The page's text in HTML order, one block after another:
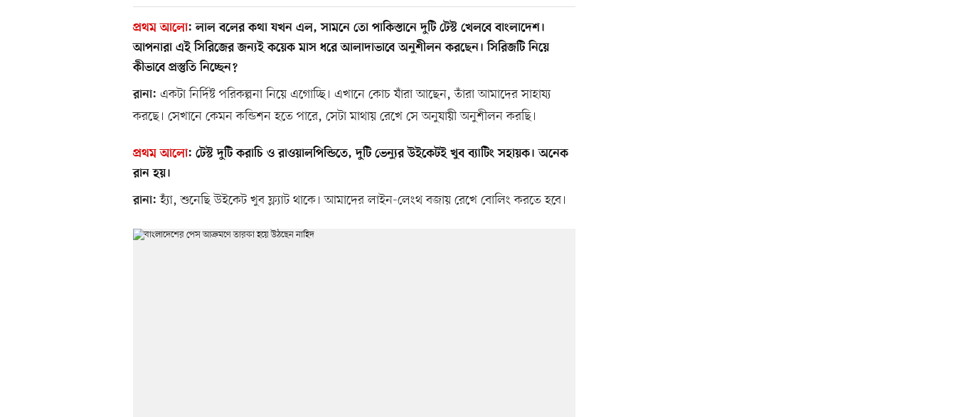
প্রথম আলো:লাল বলের কথা যখন এল, সামনে তো পাকিস্তানে দুটি টেস্ট খেলবে বাংলাদেশ।
আপনারা এই সিরিজের জন্যই কয়েক মাস ধরে আলাদাভাবে অনুশীলন করছেন। সিরিজটি নিয়ে
কীভাবে প্রস্তুতি নিচ্ছেন?
রানা: একটা নির্দিষ্ট পরিকল্পনা নিয়ে এগোচ্ছি। এখানে কোচ যাঁরা আছেন, তাঁরা আমাদের সাহায্য
করছে। সেখানে কেমন কন্ডিশন হতে পারে, সেটা মাথায় রেখে সে অনুযায়ী অনুশীলন করছি।
প্রথম আলো: টেস্ট দুটি করাচি ও রাওয়ালপিন্ডিতে, দুটি ভেন্যুর উইকেটই খুব ব্যাটিং সহায়ক। অনেক
রান হয়।
রানা: হ্যাঁ, শুনেছি উইকেট খুব ফ্ল্যাট থাকে। আমাদের লাইন-লেংথ বজায় রেখে বোলিং করতে হবে।